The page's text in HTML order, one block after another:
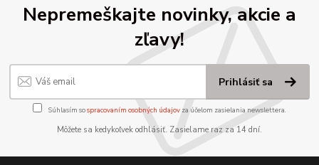
Nepremeškajte novinky, akcie a
zľavy!
Prihlásiť sa
Súhlasím sospracovaním osobných údajov za účelom zasielania newslettera.
Môžete sa kedykoľvek odhlásiť. Zasielame raz za 14 dní.